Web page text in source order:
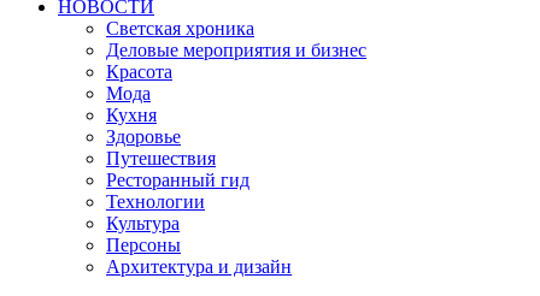
НОВОСТИ
Светская хроника
Деловые мероприятия и бизнес
Красота
Мода
Кухня
Здоровье
Путешествия
Ресторанный гид
Технологии
Культура
Персоны
Архитектура и дизайн